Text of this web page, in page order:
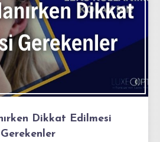
Dikkat Edilmesi
Gerekenler